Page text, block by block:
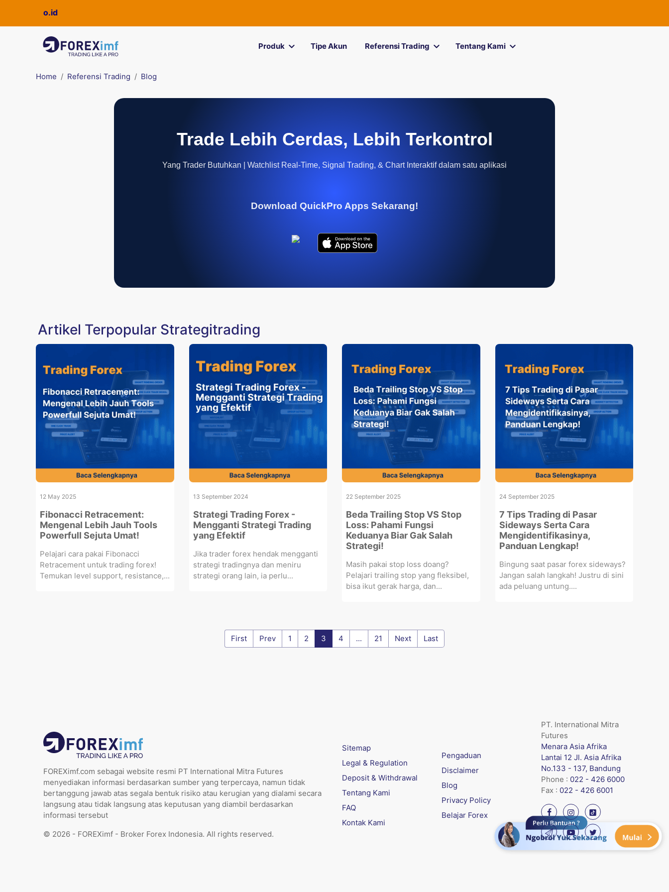
Produk Tipe Akun Referensi Trading Tentang Kami
Home Referensi Trading Blog
Trade Lebih Cerdas, Lebih Terkontrol
Yang Trader Butuhkan | Watchlist Real-Time, Signal Trading, & Chart Interaktif dalam satu aplikasi
Download QuickPro Apps Sekarang!
Artikel Terpopular Strategitrading
12 May 2025
Fibonacci Retracement:
Mengenal Lebih Jauh Tools
Powerfull Sejuta Umat!
Pelajari cara pakai Fibonacci
Retracement untuk trading forex!
Temukan level support, resistance,...
13 September 2024
Strategi Trading Forex -
Mengganti Strategi Trading
yang Efektif
Jika trader forex hendak mengganti
strategi tradingnya dan meniru
strategi orang lain, ia perlu...
22 September 2025
Beda Trailing Stop VS Stop
Loss: Pahami Fungsi
Keduanya Biar Gak Salah
Strategi!
Masih pakai stop loss doang?
Pelajari trailing stop yang fleksibel,
bisa ikut gerak harga, dan...
24 September 2025
7 Tips Trading di Pasar
Sideways Serta Cara
Mengidentifikasinya,
Panduan Lengkap!
Bingung saat pasar forex sideways?
Jangan salah langkah! Justru di sini
ada peluang untung....
First Prev 1 2 3 4 ... 21 Next Last
FOREXimf.com sebagai website resmi PT International Mitra Futures
menyediakan informasi berdasarkan sumber yang terpercaya, namun tidak
bertanggung jawab atas segala bentuk risiko atau kerugian yang dialami secara
langsung atau tidak langsung atas keputusan yang diambil berdasarkan
informasi tersebut
© 2026 - FOREXimf - Broker Forex Indonesia. All rights reserved.
Sitemap
Legal & Regulation
Deposit & Withdrawal
Tentang Kami
FAQ
Kontak Kami
Pengaduan
Disclaimer
Blog
Privacy Policy
Belajar Forex
PT. International Mitra
Futures
Menara Asia Afrika
Lantai 12 Jl. Asia Afrika
No.133 - 137, Bandung
Phone : 022 - 426 6000
Fax : 022 - 426 6001